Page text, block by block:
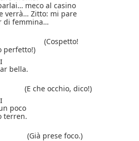
meco al casino
verrà… Zitto: mi pare
di femmina…
(Cospetto!
perfetto!)
bella.
(E che occhio, dico!)
poco
terren.
(Già prese foco.)